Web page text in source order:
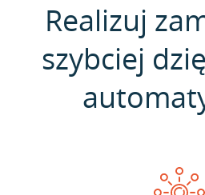
Realizuj
szybciej